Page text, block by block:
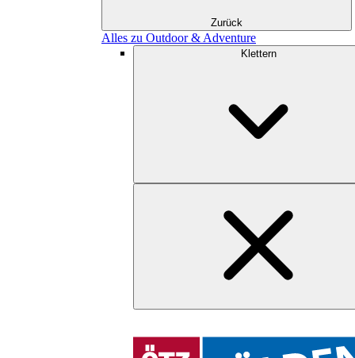
Zurück
Alles zu Outdoor & Adventure
Klettern